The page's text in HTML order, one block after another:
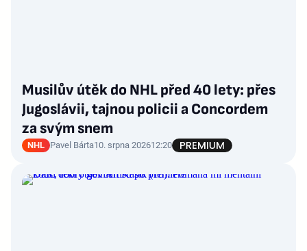
Musilův útěk do NHL před 40 lety: přes
Jugoslávii, tajnou policii a Concordem
za svým snem
NHL Pavel Bárta10. srpna 202612:20